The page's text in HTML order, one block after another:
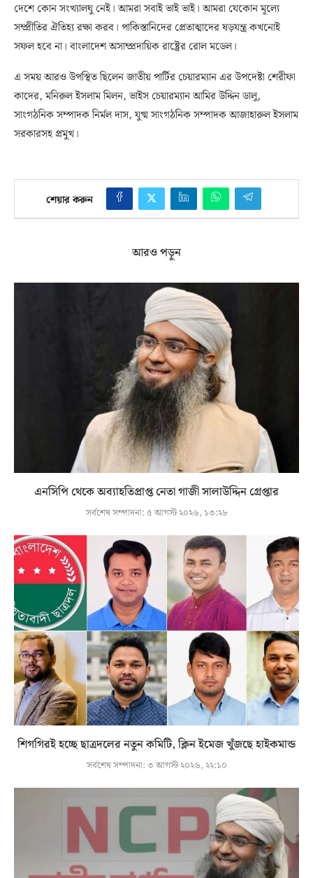
দেশে কোন সংখ্যালঘু নেই। আমরা সবাই ভাই ভাই। আমরা যেকোন মূল্যে
সম্প্রীতির ঐতিহ্য রক্ষা করব। পাকিস্তানিদের প্রেতাত্মাদের ষড়যন্ত্র কখনোই
সফল হবে না। বাংলাদেশ অসাম্প্রদায়িক রাষ্ট্রের রোল মডেল।
এ সময় আরও উপস্থিত ছিলেন জাতীয় পার্টির চেয়ারম্যান এর উপদেষ্টা শেরীফা
কাদের, মনিরুল ইসলাম মিলন, ভাইস চেয়ারম্যান আমির উদ্দিন ডালু,
সাংগঠনিক সম্পাদক নির্মল দাস, যুগ্ম সাংগঠনিক সম্পাদক আজাহারুল ইসলাম
সরকারসহ প্রমুখ।
শেয়ার করুন
আরও পড়ুন
এনসিপি থেকে অব্যাহতিপ্রাপ্ত নেতা গাজী সালাউদ্দিন গ্রেপ্তার
সর্বশেষ সম্পাদনা: ৫ আগস্ট ২০২৬, ১৩:২৮
শিগগিরই হচ্ছে ছাত্রদলের নতুন কমিটি, ক্লিন ইমেজ খুঁজছে হাইকমান্ড
সর্বশেষ সম্পাদনা:৩ আগস্ট ২০২৬, ২২:১০